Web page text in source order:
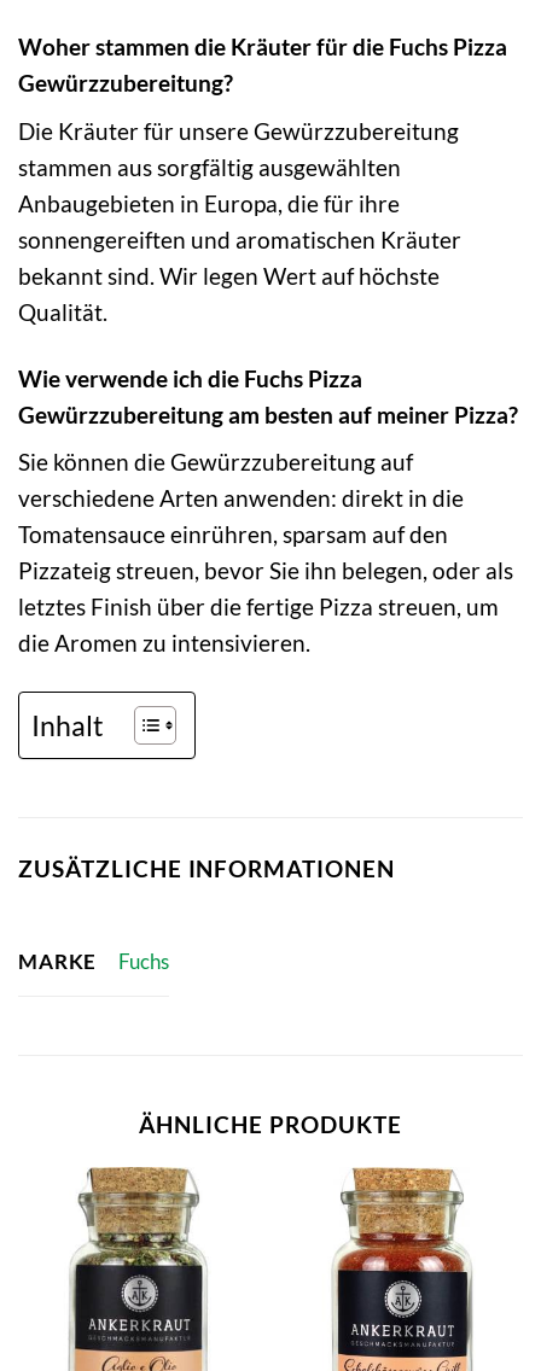
Woher stammen die Kräuter für die Fuchs Pizza
Gewürzzubereitung?
Die Kräuter für unsere Gewürzzubereitung
stammen aus sorgfältig ausgewählten
Anbaugebieten in Europa, die für ihre
sonnengereiften und aromatischen Kräuter
bekannt sind. Wir legen Wert auf höchste
Qualität.
Wie verwende ich die Fuchs Pizza
Gewürzzubereitung am besten auf meiner Pizza?
Sie können die Gewürzzubereitung auf
verschiedene Arten anwenden: direkt in die
Tomatensauce einrühren, sparsam auf den
Pizzateig streuen, bevor Sie ihn belegen, oder als
letztes Finish über die fertige Pizza streuen, um
die Aromen zu intensivieren.
Inhalt
ZUSÄTZLICHE INFORMATIONEN
MARKE Fuchs
ÄHNLICHE PRODUKTE